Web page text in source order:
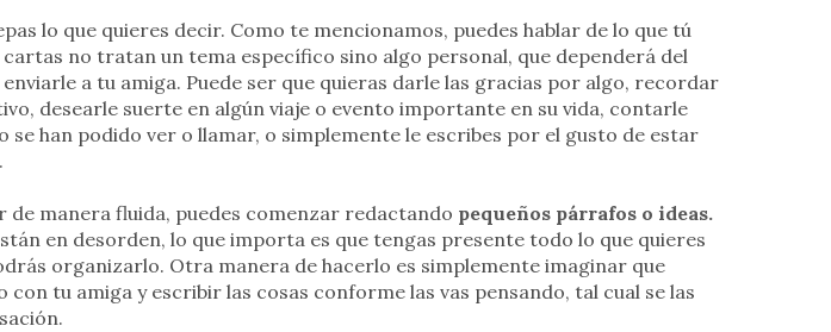
lo que quieres decir. Como te mencionamos, puedes hablar de lo que tú
no tratan un tema específico sino algo personal, que dependerá del
a tu amiga. Puede ser que quieras darle las gracias por algo, recordar
desearle suerte en algún viaje o evento importante en su vida, contarle
se han podido ver o llamar, o simplemente le escribes por el gusto de estar
de manera fluida, puedes comenzar redactando pequeños párrafos o ideas.
en desorden, lo que importa es que tengas presente todo lo que quieres
organizarlo. Otra manera de hacerlo es simplemente imaginar que
con tu amiga y escribir las cosas conforme las vas pensando, tal cual se las